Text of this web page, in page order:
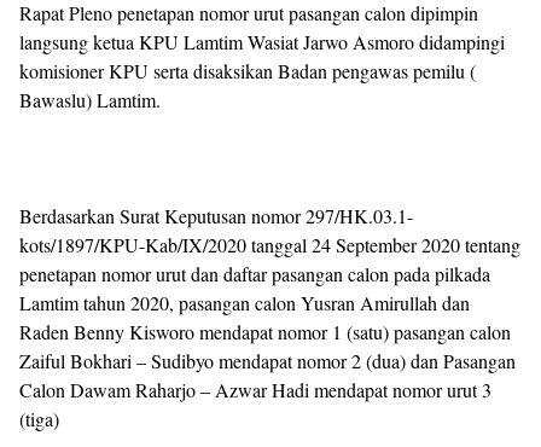
Rapat Pleno penetapan nomor urut pasangan calon dipimpin
langsung ketua KPU Lamtim Wasiat Jarwo Asmoro didampingi
komisioner KPU serta disaksikan Badan pengawas pemilu (
Bawaslu) Lamtim.
Berdasarkan Surat Keputusan nomor 297/HK.03.1-
kots/1897/KPU-Kab/IX/2020 tanggal 24 September 2020 tentang
penetapan nomor urut dan daftar pasangan calon pada pilkada
Lamtim tahun 2020, pasangan calon Yusran Amirullah dan
Raden Benny Kisworo mendapat nomor 1 (satu) pasangan calon
Zaiful Bokhari – Sudibyo mendapat nomor 2 (dua) dan Pasangan
Calon Dawam Raharjo – Azwar Hadi mendapat nomor urut 3
(tiga)